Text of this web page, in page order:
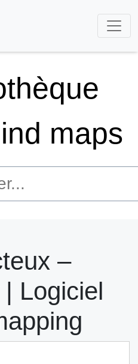
maps
–
Logiciel